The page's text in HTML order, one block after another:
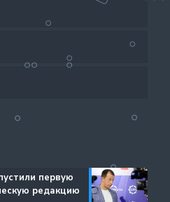
области
содействия трудоустройству
программ
учащейся молодежи и
первую
редакцию